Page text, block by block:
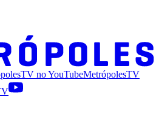
noYouTubeMetrópolesTV